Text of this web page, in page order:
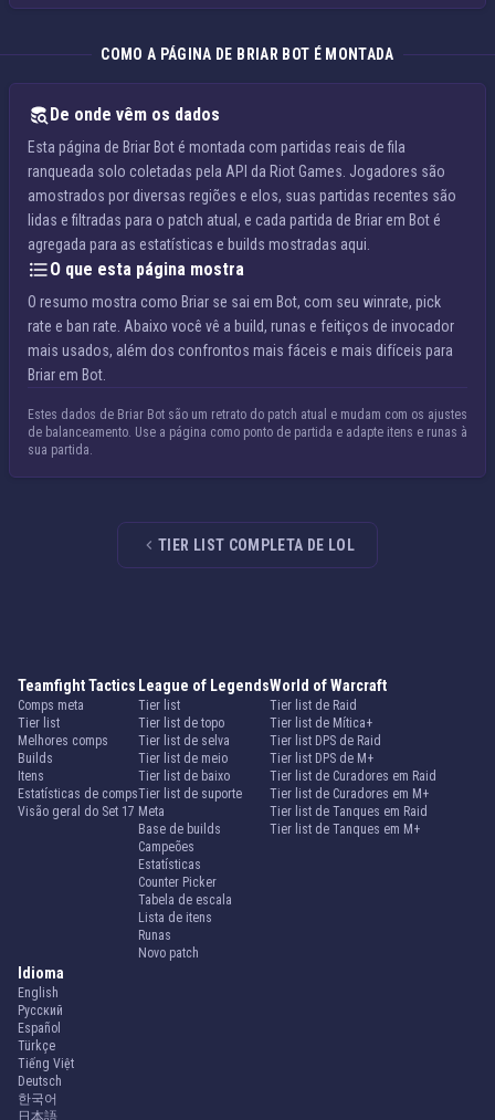
COMO A PÁGINA DE BRIAR BOT É MONTADA
De onde vêm os dados
Esta página de Briar Bot é montada com partidas reais de fila
ranqueada solo coletadas pela API da Riot Games. Jogadores são
amostrados por diversas regiões e elos, suas partidas recentes são
lidas e filtradas para o patch atual, e cada partida de Briar em Bot é
agregada para as estatísticas e builds mostradas aqui.
O que esta página mostra
O resumo mostra como Briar se sai em Bot, com seu winrate, pick
rate e ban rate. Abaixo você vê a build, runas e feitiços de invocador
mais usados, além dos confrontos mais fáceis e mais difíceis para
Briar em Bot.
Estes dados de Briar Bot são um retrato do patch atual e mudam com os ajustes
de balanceamento. Use a página como ponto de partida e adapte itens e runas à
sua partida.
TIER LIST COMPLETA DE LOL
Teamfight Tactics
Comps meta
Tier list
Melhores comps
Builds
Itens
Estatísticas de comps
Visão geral do Set 17
League of Legends
Tier list
Tier list de topo
Tier list de selva
Tier list de meio
Tier list de baixo
Tier list de suporte
Meta
Base de builds
Campeões
Estatísticas
Counter Picker
Tabela de escala
Lista de itens
Runas
Novo patch
World of Warcraft
Tier list de Raid
Tier list de Mítica+
Tier list DPS de Raid
Tier list DPS de M+
Tier list de Curadores em Raid
Tier list de Curadores em M+
Tier list de Tanques em Raid
Tier list de Tanques em M+
Idioma
English
Русский
Español
Türkçe
Tiếng Việt
Deutsch
한국어
日本語